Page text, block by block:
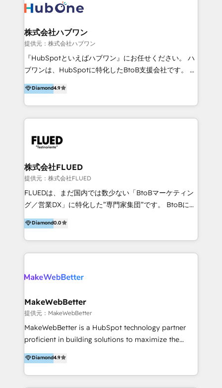
Brand Development, Growth Strategy, AI SEO &
Integrations 💎Go-To-Market (GTM) Strategies &
Account-Based Marketing 💎CMS Development &
Conversion-Focused Websites With a 5.0⭐average
rating and 140+ verified client reviews on the
businesses globally for consistent delivery and high
client satisfaction. With deep HubSpot expertise and
your business with a proven and reliable HubSpot
Diamond Partner? 👉Connect with TRooInbound
today (https://www.trooinbound.com/contact-us)
株式会社ハブワン
提供元：株式会社ハブワン
『HubSpotといえばハブワン』にお任せください。 ハ
ブワンは、HubSpotに特化したBtoB支援会社です。 ノ
ーコードCMS構築、CRM／MA／SFAの設計・運用、他
システムAPI連携・開発、営業定着支援、カスタマーサ
クセス体制の設計まで、ワンストップ完結できる支援体
制を整えています。 HubSpotの導入支援だけでなく、
ナリオ設計まで含めてご提案。「導入して終わり」では
と。それが、ハブワンのスタンスです。 また、
HubSpotはもちろん、ferret One、WordPress、
Movable Type（Power CMS）などの各種CMSを活用
し、延べ100社以上のBtoB企業のサイト制作経験をもと
ーコードテーマテンプレートを独自開発。 企業のさま
ざまな課題やニーズに対して「戦略、設計・デザイン、
『最適なハブ』になります。 ーーーーーーーーーーー
90分程度） -現状課題の抽出、現実的な目標の確認 -要
見積り提示・ご承認、スケジュール決定、プロジェクト
キックオフ -マーケティング戦略策定（KGI）、ウェブ
戦略・戦術の設計（KPI） -全体導線遷移設計、ビジュ
Diamond4.9
株式会社FLUED
提供元：株式会社FLUED
FLUEDは、まだ国内では数少ない「BtoBマーケティン
グ／営業DX」に特化した”専門家集団”です。 BtoBに特
化し、WEB制作や広告運用などのオンライン施策か
ら、インサイドセールスや展示会などのオフライン施策
まで支援しています。 「経験豊富な”専門家集団”によ
るプロジェクト参加型の支援」で、戦略・企画などのコ
BPO・実務まで幅広いご支援が可能です。 また、2022
らはじめるBtoB営業DX BtoB営業もここまでデジタル
化できる! 」を出版いたしました。 HubSpotの導入／
活用支援以外にも、下記のようなサービスを提供してい
ます。 - ABMターゲット定義 / リスト作成 - カスタマ
着 - WEB / LP / BtoB-EC制作 - WEB広告(Google/FB
他)運用 - 記事コンテンツ / 動画制作 - インサイドセー
Diamond0.0
MakeWebBetter
提供元：MakeWebBetter
MakeWebBetter is a HubSpot technology partner
proficient in building solutions to maximize the
operational efficiency of HubSpot. The fastest-
growing tech-enabler & facilitator, MakeWebBetter,
hands you the blend of HubSpot expertise &
Diamond4.9